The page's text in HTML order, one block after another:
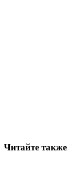
Читайте также